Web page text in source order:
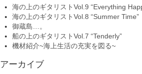
海の上のギタリストVol.9 “Everything
海の上のギタリストVol.8 “Summer Time”
御蔵島…。
船の上のギタリストVol.7 “Tenderly”
機材紹介~海上生活の充実を図る~
アーカイブ